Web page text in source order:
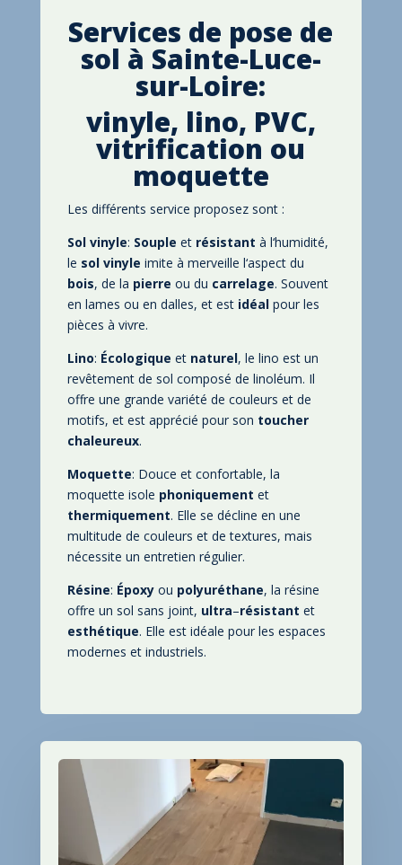
Services de pose de
sol à Sainte-Luce-
sur-Loire:
vinyle, lino, PVC,
vitrification ou
moquette
Les différents service proposez sont :
Sol vinyle: Souple et résistant à l‘humidité,
le sol vinyle imite à merveille l‘aspect du
bois, de la pierre ou du carrelage. Souvent
en lames ou en dalles, et est idéalpour les
pièces à vivre.
Lino: Écologique et naturel, le lino est un
revêtement de sol composé de linoléum. Il
offre une grande variété de couleurs et de
motifs, et est apprécié pour son toucher
chaleureux.
Moquette: Douce et confortable, la
moquette isole phoniquement et
thermiquement. Elle se décline en une
multitude de couleurs et de textures, mais
nécessite un entretien régulier.
Résine: Époxyou polyuréthane, la résine
offre un sol sans joint, ultra–résistant et
esthétique. Elle est idéale pour les espaces
modernes et industriels.